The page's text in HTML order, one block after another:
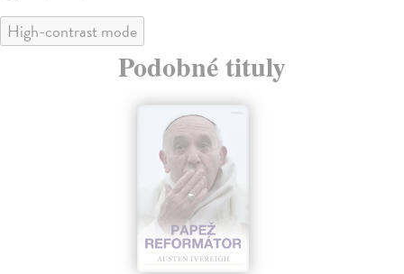
High-contrast mode
Podobné tituly